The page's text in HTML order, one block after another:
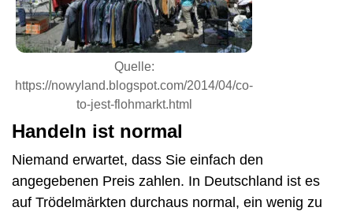
Quelle:
https://nowyland.blogspot.com/2014/04/co-
to-jest-flohmarkt.html
Handeln ist normal
Niemand erwartet, dass Sie einfach den
angegebenen Preis zahlen. In Deutschland ist es
auf Trödelmärkten durchaus normal, ein wenig zu